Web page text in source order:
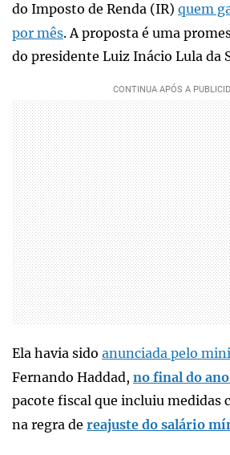
do Imposto de Renda (IR) quem
por mês. A proposta é uma
do presidente Luiz Inácio Lula da
Ela havia sido anunciada pelo
Fernando Haddad, no final do ano
pacote fiscal que incluiu medidas
na regra de reajuste do salário